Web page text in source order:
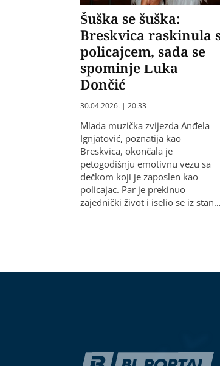
Šuška se šuška:
Breskvica raskinula
policajcem, sada se
spominje Luka
Dončić
30.04.2026. | 20:33
Mlada muzička zvijezda Anđela
Ignjatović, poznatija kao
Breskvica, okončala je
petogodišnju emotivnu vezu sa
dečkom koji je zaposlen kao
policajac. Par je prekinuo
zajednički život i iselio se iz stan…